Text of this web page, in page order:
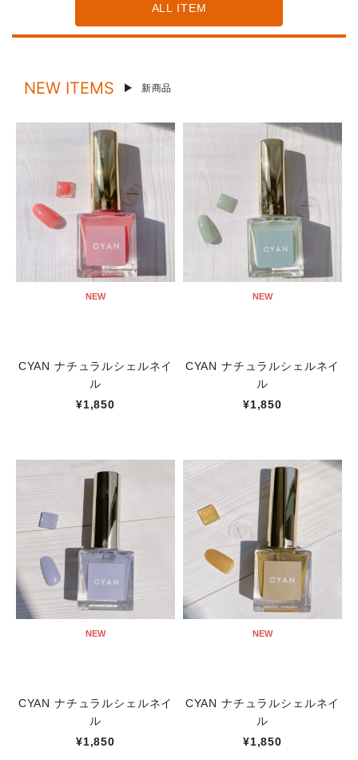
ALL ITEM
NEW ITEMS 新商品
NEW
CYAN ナチュラルシェルネイ
ル
¥1,850
NEW
CYAN ナチュラルシェルネイ
ル
¥1,850
NEW
CYAN ナチュラルシェルネイ
ル
¥1,850
NEW
CYAN ナチュラルシェルネイ
ル
¥1,850